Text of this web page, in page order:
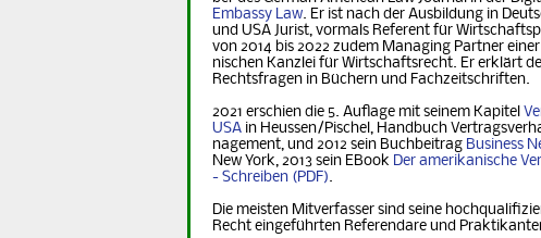
Embassy Law. Er ist nach der Ausbildung in
und USA Jurist, vormals Referent für
von 2014 bis 2022 zudem Managing Part­ner
nischen Kanzlei für Wirtschaftsrecht. Er erklärt
Rechts­fra­gen in Büchern und Fachzeitschriften.
2021 erschien die 5. Auflage mit seinem Kapitel
USA in Heus­sen/Pischel, Handbuch
na­ge­ment, und 2012 sein Buchbeitrag Business
New York, 2013 sein EBook Der ame­ri­ka­ni­sche
- Schreiben
.
Die meisten Mitverfasser sind seine
Recht eingeführten Referendare und